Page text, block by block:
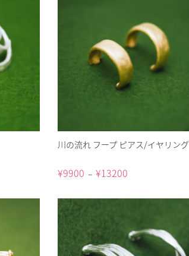
川の流れ フープ ピアス/イヤリング
¥9900 – ¥13200